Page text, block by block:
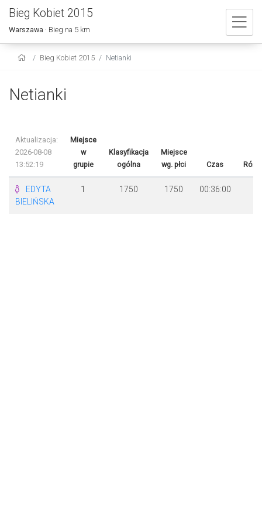
Bieg Kobiet 2015
Warszawa · Bieg na 5 km
Bieg Kobiet 2015 Netianki
Netianki
Aktualizacja:
2026-08-08
13:52:19
Miejsce
w
grupie
Klasyfikacja
ogólna
Miejsce
wg. płci
Czas
EDYTA
BIELIŃSKA
1 1750 1750 00:36:00